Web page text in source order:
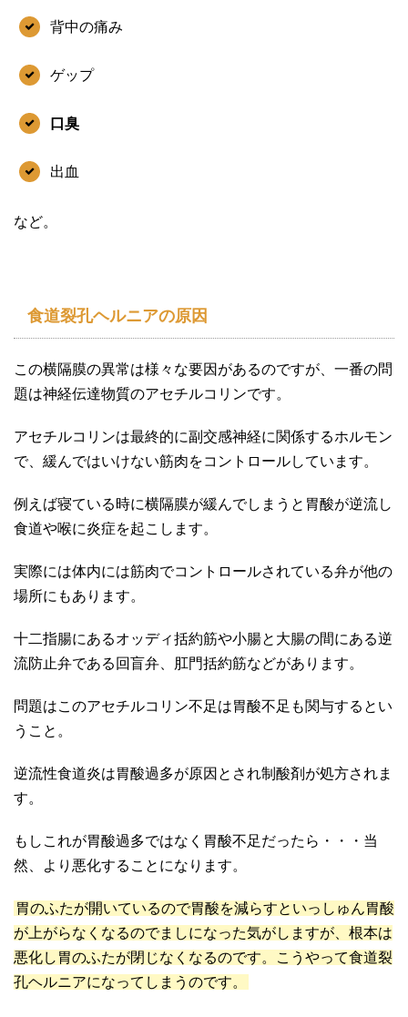
背中の痛み
ゲップ
口臭
出血
など。
食道裂孔ヘルニアの原因
この横隔膜の異常は様々な要因があるのですが、一番の問
題は神経伝達物質のアセチルコリンです。
アセチルコリンは最終的に副交感神経に関係するホルモン
で、緩んではいけない筋肉をコントロールしています。
例えば寝ている時に横隔膜が緩んでしまうと胃酸が逆流し
食道や喉に炎症を起こします。
実際には体内には筋肉でコントロールされている弁が他の
場所にもあります。
十二指腸にあるオッディ括約筋や小腸と大腸の間にある逆
流防止弁である回盲弁、肛門括約筋などがあります。
問題はこのアセチルコリン不足は胃酸不足も関与するとい
うこと。
逆流性食道炎は胃酸過多が原因とされ制酸剤が処方されま
す。
もしこれが胃酸過多ではなく胃酸不足だったら・・・当
然、より悪化することになります。
胃のふたが開いているので胃酸を減らすといっしゅん胃酸
が上がらなくなるのでましになった気がしますが、根本は
悪化し胃のふたが閉じなくなるのです。こうやって食道裂
孔ヘルニアになってしまうのです。